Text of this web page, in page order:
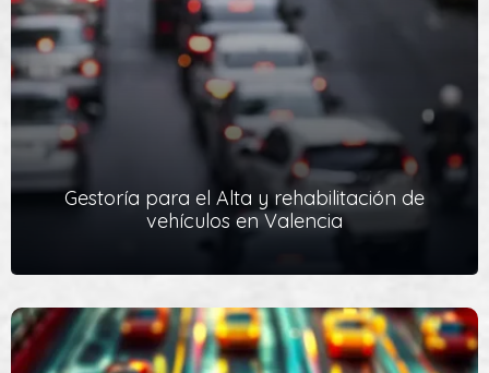
corresponde presentar el modelo 620 presencialmente, o
bien el modelo 621 de forma online
Ver Servicio
Gestoría para el Alta y rehabilitación de
vehículos en Valencia